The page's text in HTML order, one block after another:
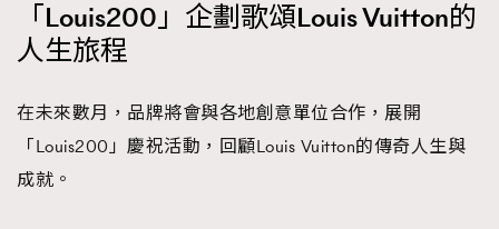
「Louis200」企劃歌頌Louis Vuitton的
人生旅程
在未來數月，品牌將會與各地創意單位合作，展開
「Louis200」慶祝活動，回顧Louis Vuitton的傳奇人生與
成就。